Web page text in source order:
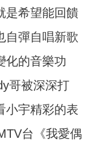
是希望能回饋
自彈自唱新歌
化的音樂功
哥被深深打
小宇精彩的表
台《我愛偶